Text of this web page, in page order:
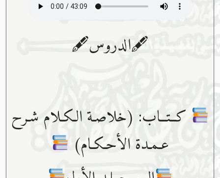
🖋الدروس🖋
كــتــاب: (خلاصـة الـكـلام شـرح
عـمـدة الأحـكـام)